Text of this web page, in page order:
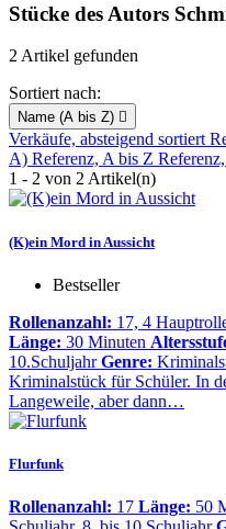
Stücke des Autors
2 Artikel gefunden
Sortiert nach:
Name (A bis Z) 
Verkäufe, absteigend sortiert
A) Referenz, A bis Z
1 - 2 von 2 Artikel(n)
(K)ein Mord in Aussicht
Bestseller
Rollenanzahl: 17, 4
Länge: 30 Minuten
10.Schuljahr Genre:
Kriminalstück für Schüler. In
Langeweile, aber dann…
Flurfunk
Rollenanzahl: 17 Länge: 50